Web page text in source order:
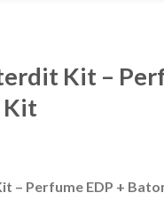
Kit –
Kit
– Perfume EDP +